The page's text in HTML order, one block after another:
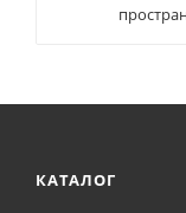
КАТАЛОГ